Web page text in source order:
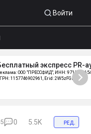
Войти
экспресс PR-
ООО "ПРЕССФИД", ИНН:
1157746902961, Erid: 2W5zFGDycPz
0 5.5K ред.